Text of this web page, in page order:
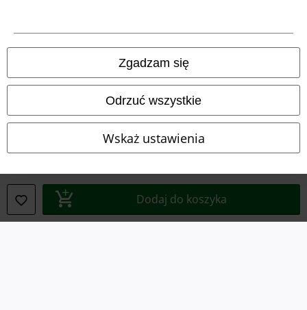
Zgadzam się
Odrzuć wszystkie
Wskaż ustawienia
Dodaj do koszyka
Polityka prywatności
Unieszkodliwianie odpadów i ochrona środowiska
Informacje dotyczące dostępności
Ustawienia Plików Cookie
Skorzystaj z prawa do odstąpienia od umowy
Wszystkie ceny zawierają podatek VAT. Nie zawierająkosztów